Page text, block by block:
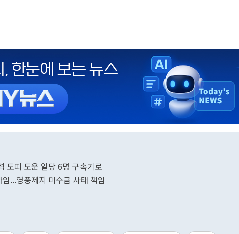
도피 도운 일당 6명 구속기로
...영풍제지 미수금 사태 책임